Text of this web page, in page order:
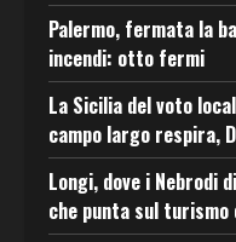
Palermo, fermata la
incendi: otto fermi
La Sicilia del voto
campo largo respira,
Longi, dove i Nebrodi
che punta sul turismo